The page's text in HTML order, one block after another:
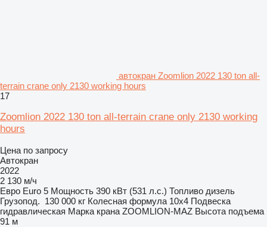
автокран Zoomlion 2022 130 ton all-
terrain crane only 2130 working hours
17
Zoomlion 2022 130 ton all-terrain crane only 2130 working
hours
Цена по запросу
Автокран
2022
2 130 м/ч
Евро Euro 5 Мощность 390 кВт (531 л.с.) Топливо дизель
Грузопод. 130 000 кг Колесная формула 10x4 Подвеска
гидравлическая Марка крана ZOOMLION-MAZ Высота подъема
91 м